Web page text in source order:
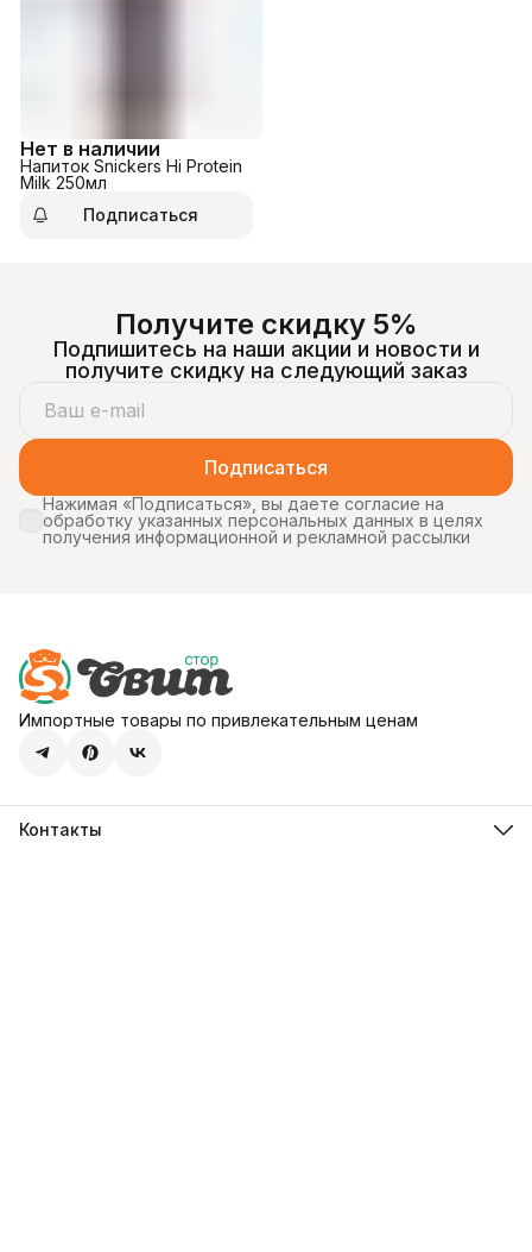
Нет в наличии
Напиток Snickers Hi Protein
Milk 250мл
Подписаться
Получите скидку 5%
Подпишитесь на наши акции и новости и
получите скидку на следующий заказ
Подписаться
Нажимая «Подписаться», вы даете согласие на
обработку указанных персональных данных в целях
получения информационной и рекламной рассылки
Импортные товары по привлекательным ценам
Контакты